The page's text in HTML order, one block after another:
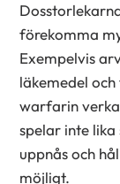
förekomma
Exempelvis
läkemedel
warfarin
spelar inte
uppnås och
möjligt.